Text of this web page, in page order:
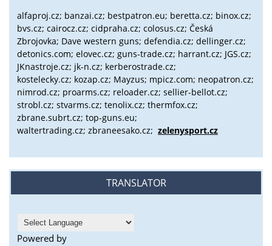
alfaproj.cz; banzai.cz; bestpatron.eu; beretta.cz; binox.cz;
bvs.cz; cairocz.cz; cidpraha.cz; colosus.cz; Česká
Zbrojovka; Dave western guns; defendia.cz; dellinger.cz;
detonics.com; elovec.cz; guns-trade.cz; harrant.cz; JGS.cz;
JKnastroje.cz; jk-n.cz; kerberostrade.cz;
kostelecky.cz; kozap.cz; Mayzus; mpicz.com; neopatron.cz;
nimrod.cz; proarms.cz; reloader.cz; sellier-bellot.cz;
strobl.cz; stvarms.cz; tenolix.cz; thermfox.cz;
zbrane.subrt.cz; top-guns.eu;
waltertrading.cz; zbraneesako.cz; zelenysport.cz
TRANSLATOR
Powered by